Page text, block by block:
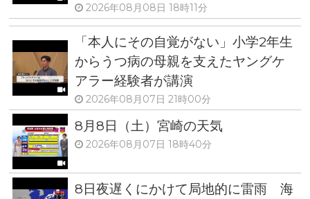
2026年08月08日 18時11分
「本人にその自覚がない」小学2年生
からうつ病の母親を支えたヤングケ
アラー経験者が講演
2026年08月07日 21時00分
8月8日（土）宮崎の天気
2026年08月07日 18時40分
8日夜遅くにかけて局地的に雷雨 海